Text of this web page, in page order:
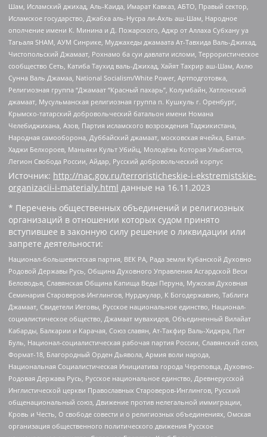
Шам, Исламский джихад, Аль-Каида, Имарат Кавказ, АБТО, Правый сектор,
Исламское государство, Джабха аль-Нусра ли-Ахль аш-Шам, Народное
ополчение имени К. Минина и Д. Пожарского, Аджр от Аллаха Субхану уа
Тагьаля SHAM, АУМ Синрике, Муджахеды джамаата Ат-Тавхида Валь-Джихад,
Чистопольский Джамаат, Рохнамо ба суи давлати исломи, Террористическое
сообщество Сеть, Катиба Таухид валь-Джихад, Хайят Тахрир аш-Шам, Ахлю
Сунна Валь Джамаа, National Socialism/White Power, Артподготовка,
Религиозная группа “Джамаат “Красный пахарь”, Колумбайн, Хатлонский
джамаат, Мусульманская религиозная группа п. Кушкуль г. Оренбург,
Крымско-татарский добровольческий батальон имени Номана
Челебиджихана, Азов, Партия исламского возрождения Таджикистана,
Народная самооборона, Дуббайский джамаат, московская ячейка, Батал-
Хаджи Белхороев, Маньяки Культ Убийц, Молодёжь Которая Улыбается,
Легион Свобода России, Айдар, Русский добровольческий корпус
Источник: http://nac.gov.ru/terroristicheskie-i-ekstremistskie-
organizacii-i-materialy.html данные на 16.11.2023
* Перечень общественных объединений и религиозных
организаций в отношении которых судом принято
вступившее в законную силу решение о ликвидации или
запрете деятельности:
Национал-большевистская партия, ВЕК РА, Рада земли Кубанской Духовно
Родовой Державы Русь, Община Духовного Управления Асгардской Веси
Беловодья, Славянская Община Капища Веды Перуна, Мужская Духовная
Семинария Староверов-Инглингов, Нурджулар, К Богодержавию, Таблиги
Джамаат, Свидетели Иеговы, Русское национальное единство, Национал-
социалистическое общество, Джамаат мувахидов, Объединенный Вилайат
Кабарды, Балкарии и Карачая, Союз славян, Ат-Такфир Валь-Хиджра, Пит
Буль, Национал-социалистическая рабочая партия России, Славянский союз,
Формат-18, Благородный Орден Дьявола, Армия воли народа,
Национальная Социалистическая Инициатива города Череповца, Духовно-
Родовая Держава Русь, Русское национальное единство, Древнерусской
Инглистической церкви Православных Староверов-Инглингов, Русский
общенациональный союз, Движение против нелегальной иммиграции,
Кровь и Честь, О свободе совести и о религиозных объединениях, Омская
организация общественного политического движения Русское